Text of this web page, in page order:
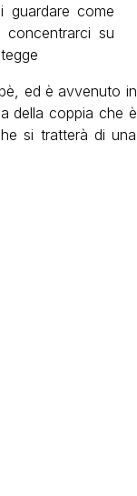
come
su
ed è avvenuto in
della coppia che è
si tratterà di una